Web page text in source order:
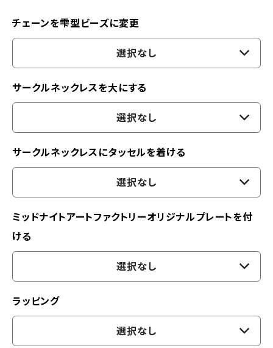
チェーンを雫型ビーズに変更
選択なし
サークルネックレスを大にする
選択なし
サークルネックレスにタッセルを着ける
選択なし
ミッドナイトアートファクトリーオリジナルプレートを付
ける
選択なし
ラッピング
選択なし